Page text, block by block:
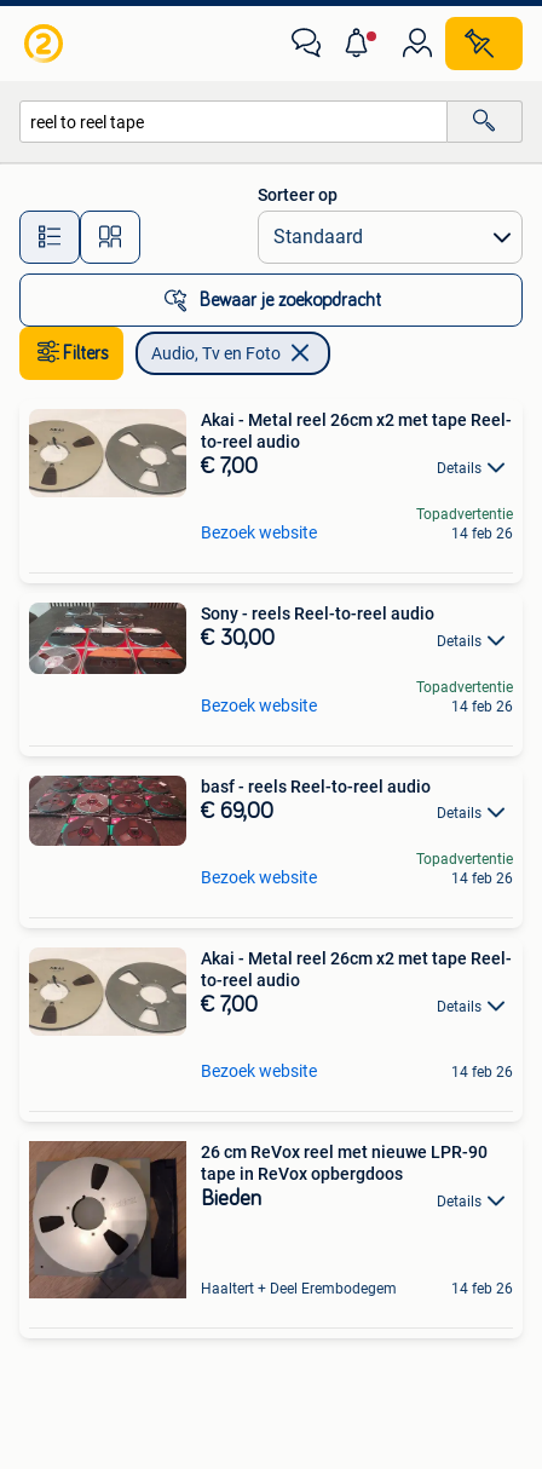
Alle afstanden…
Sorteer op
Bewaar je zoekopdracht
Filters Audio, Tv en Foto
Akai - Metal reel 26cm x2 met tape Reel-
to-reel audio
€ 7,00 Details
Bezoek website
Topadvertentie
14 feb 26
Sony - reels Reel-to-reel audio
€ 30,00 Details
Bezoek website
Topadvertentie
14 feb 26
basf - reels Reel-to-reel audio
€ 69,00 Details
Bezoek website
Topadvertentie
14 feb 26
Akai - Metal reel 26cm x2 met tape Reel-
to-reel audio
€ 7,00 Details
Bezoek website 14 feb 26
26 cm ReVox reel met nieuwe LPR-90
tape in ReVox opbergdoos
Bieden Details
Haaltert + Deel Erembodegem 14 feb 26